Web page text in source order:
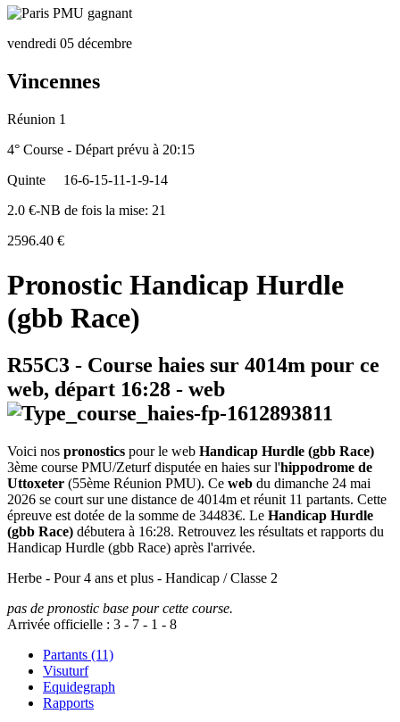
vendredi 05 décembre
Vincennes
Réunion 1
4° Course - Départ prévu à 20:15
Quinte
16-6-15-11-1-9-14
2.0 €-NB de fois la mise: 21
2596.40 €
Pronostic Handicap Hurdle
(gbb Race)
R55C3 - Course haies sur 4014m pour ce
web, départ 16:28 - web
Voici nos pronostics pour le web Handicap Hurdle (gbb Race)
3ème course PMU/Zeturf disputée en haies sur l'hippodrome de
Uttoxeter (55ème Réunion PMU). Ce web du dimanche 24 mai
2026 se court sur une distance de 4014m et réunit 11 partants. Cette
épreuve est dotée de la somme de 34483€. Le Handicap Hurdle
(gbb Race) débutera à 16:28. Retrouvez les résultats et rapports du
Handicap Hurdle (gbb Race) après l'arrivée.
Herbe - Pour 4 ans et plus - Handicap / Classe 2
pas de pronostic base pour cette course.
Arrivée officielle : 3 - 7 - 1 - 8
Partants (11)
Visuturf
Equidegraph
Rapports